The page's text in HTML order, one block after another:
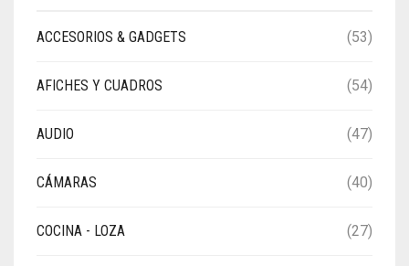
ACCESORIOS & GADGETS (53)
AFICHES Y CUADROS (54)
AUDIO (47)
CÁMARAS (40)
COCINA - LOZA (27)